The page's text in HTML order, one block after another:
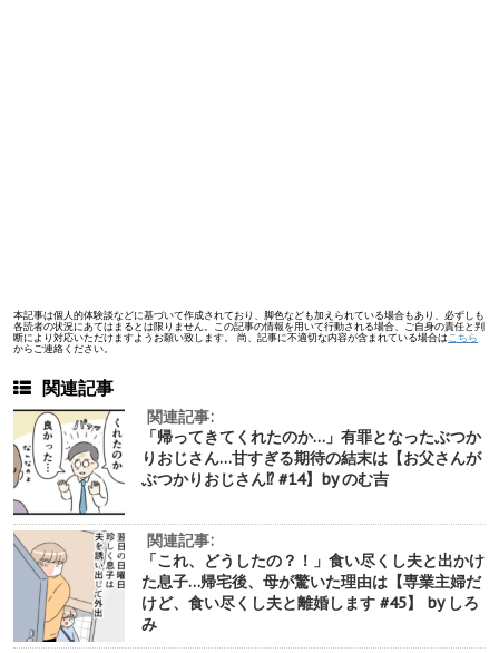
本記事は個人的体験談などに基づいて作成されており、脚色なども加えられている場合もあり、必ずしも
各読者の状況にあてはまるとは限りません。この記事の情報を用いて行動される場合、ご自身の責任と判
断により対応いただけますようお願い致します。 尚、記事に不適切な内容が含まれている場合はこちら
からご連絡ください。
関連記事
関連記事:
「帰ってきてくれたのか…」有罪となったぶつか
りおじさん…甘すぎる期待の結末は【お父さんが
ぶつかりおじさん⁉︎ #14】by のむ吉
関連記事:
「これ、どうしたの？！」食い尽くし夫と出かけ
た息子…帰宅後、母が驚いた理由は【専業主婦だ
けど、食い尽くし夫と離婚します #45】 by しろ
み